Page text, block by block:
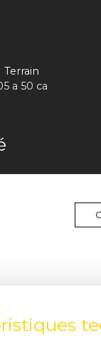
Terrain
a 50 ca